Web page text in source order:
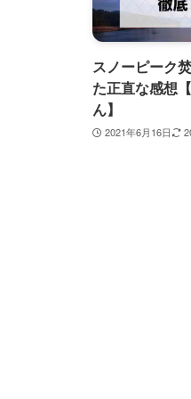
スノーピーク
た正直な感想
ん】
2021年6月16日